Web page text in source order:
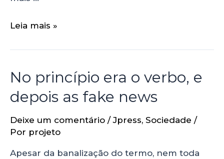
Leia mais »
No princípio era o verbo, e
depois as fake news
Deixe um comentário /Jpress, Sociedade /
Por projeto
Apesar da banalização do termo, nem toda